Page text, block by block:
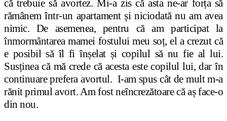
că trebuie să avortez. Mi-a zis că asta ne-ar forța să
rămânem într-un apartament și niciodată nu am avea
nimic. De asemenea, pentru că am participat la
înmormântarea mamei fostului meu soț, el a crezut că
e posibil să îl fi înșelat și copilul să nu fie al lui.
Susținea că mă crede că acesta este copilul lui, dar în
continuare prefera avortul. I-am spus cât de mult m-a
rănit primul avort. Am fost neîncrezătoare că aș face-o
din nou.